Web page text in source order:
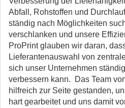
Abfall, Rohstoffen und
ständig nach Möglichkeiten
verschlanken und unsere
ProPrint glauben wir daran,
Lieferantenauswahl von
sich unser Unternehmen
verbessern kann. Das Team
hilfreich zur Seite gestanden,
hart gearbeitet und uns damit